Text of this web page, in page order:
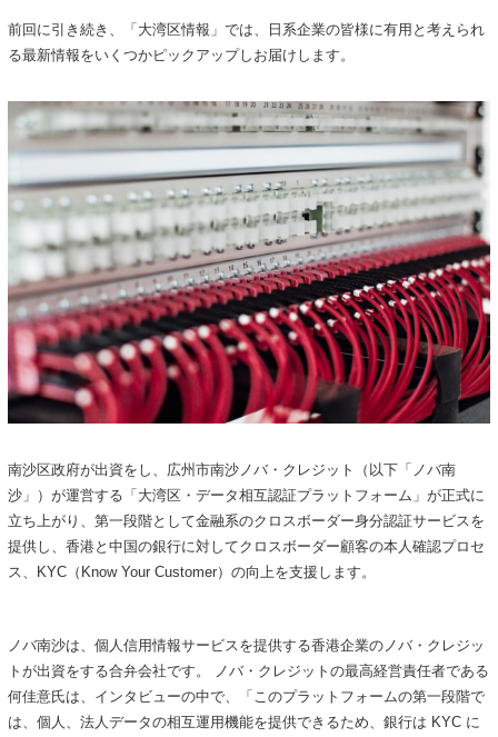
前回に引き続き、「大湾区情報」では、日系企業の皆様に有用と考えられ
る最新情報をいくつかピックアップしお届けします。
南沙区政府が出資をし、広州市南沙ノバ・クレジット（以下「ノバ南
沙」）が運営する「大湾区・データ相互認証プラットフォーム」が正式に
立ち上がり、第一段階として金融系のクロスボーダー身分認証サービスを
提供し、香港と中国の銀行に対してクロスボーダー顧客の本人確認プロセ
ス、KYC（Know Your Customer）の向上を支援します。
ノバ南沙は、個人信用情報サービスを提供する香港企業のノバ・クレジッ
トが出資をする合弁会社です。 ノバ・クレジットの最高経営責任者である
何佳意氏は、インタビューの中で、「このプラットフォームの第一段階で
は、個人、法人データの相互運用機能を提供できるため、銀行は KYC に